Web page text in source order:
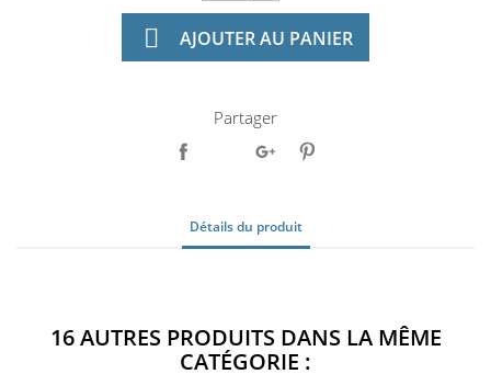
 AJOUTER AU PANIER
Partager
Détails du produit
16 AUTRES PRODUITS DANS LA MÊME
CATÉGORIE :